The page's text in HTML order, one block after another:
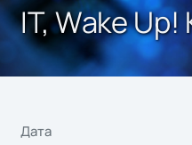
IT, Wake
Дата